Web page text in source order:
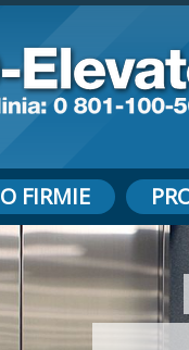
O FIRMIE